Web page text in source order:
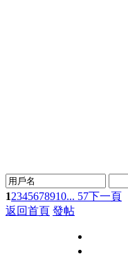
12345678910... 57下一頁
返回首頁 發帖